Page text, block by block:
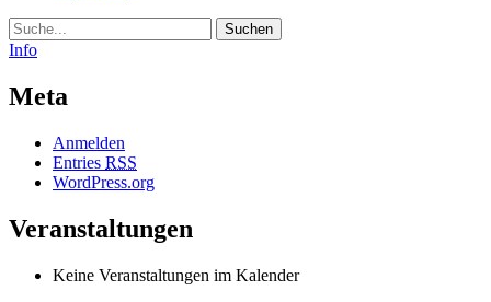
Suche
Info
Meta
Anmelden
Entries RSS
WordPress.org
Veranstaltungen
Keine Veranstaltungen im Kalender